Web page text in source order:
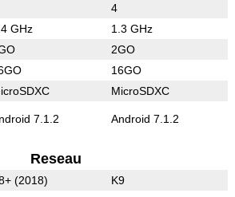
4
GHz 1.3 GHz
2GO
16GO
MicroSDXC
7.1.2 Android 7.1.2
Reseau
(2018) K9